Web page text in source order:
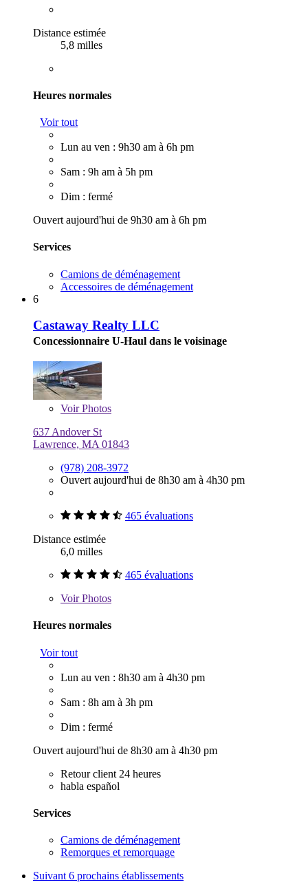
Distance estimée
5,8 milles
Heures normales
Voir tout
Lun au ven : 9h30 am à 6h pm
Sam : 9h am à 5h pm
Dim : fermé
Ouvert aujourd'hui de 9h30 am à 6h pm
Services
Camions de déménagement
Accessoires de déménagement
6
Castaway Realty LLC
Concessionnaire U-Haul dans le voisinage
VoirPhotos
637 Andover St
Lawrence, MA 01843
(978) 208-3972
Ouvert aujourd'hui de 8h30 am à 4h30 pm
465 évaluations
Distance estimée
6,0 milles
465 évaluations
VoirPhotos
Heures normales
Voir tout
Lun au ven : 8h30 am à 4h30 pm
Sam : 8h am à 3h pm
Dim : fermé
Ouvert aujourd'hui de 8h30 am à 4h30 pm
Retour client 24 heures
habla español
Services
Camions de déménagement
Remorques et remorquage
Suivant 6 prochains établissements